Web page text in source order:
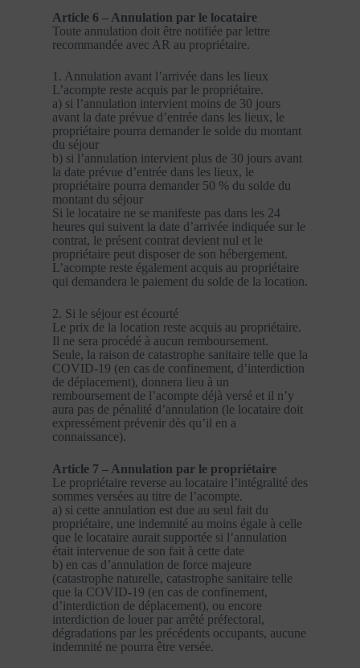
Article 6 – Annulation par le locataire
Toute annulation doit être notifiée par lettre
recommandée avec AR au propriétaire.
1. Annulation avant l’arrivée dans les lieux
L’acompte reste acquis par le propriétaire.
a) si l’annulation intervient moins de 30 jours
avant la date prévue d’entrée dans les lieux, le
propriétaire pourra demander le solde du montant
du séjour
b) si l’annulation intervient plus de 30 jours avant
la date prévue d’entrée dans les lieux, le
propriétaire pourra demander 50 % du solde du
montant du séjour
Si le locataire ne se manifeste pas dans les 24
heures qui suivent la date d’arrivée indiquée sur le
contrat, le présent contrat devient nul et le
propriétaire peut disposer de son hébergement.
L’acompte reste également acquis au propriétaire
qui demandera le paiement du solde de la location.
2. Si le séjour est écourté
Le prix de la location reste acquis au propriétaire.
Il ne sera procédé à aucun remboursement.
Seule, la raison de catastrophe sanitaire telle que la
COVID-19 (en cas de confinement, d’interdiction
de déplacement), donnera lieu à un
remboursement de l’acompte déjà versé et il n’y
aura pas de pénalité d’annulation (le locataire doit
expressément prévenir dès qu’il en a
connaissance).
Article 7 – Annulation par le propriétaire
Le propriétaire reverse au locataire l’intégralité des
sommes versées au titre de l’acompte.
a) si cette annulation est due au seul fait du
propriétaire, une indemnité au moins égale à celle
que le locataire aurait supportée si l’annulation
était intervenue de son fait à cette date
b) en cas d’annulation de force majeure
(catastrophe naturelle, catastrophe sanitaire telle
que la COVID-19 (en cas de confinement,
d’interdiction de déplacement), ou encore
interdiction de louer par arrêté préfectoral,
dégradations par les précédents occupants, aucune
indemnité ne pourra être versée.